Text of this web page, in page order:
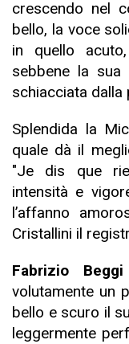
crescendo nel
bello, la voce
in quello
sebbene la
schiacciata dalla
Splendida la
quale dà il
"Je dis que
intensità e
l’affanno
Cristallini il
Fabrizio Beggi
volutamente un
bello e scuro il
leggermente